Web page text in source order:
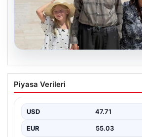
05.08.2026
Yıldırım ailesinin 34 yıllık
Anıtkabir hayali gerçek oldu
Zeynep Yıldırım (59), tam 34 yıl
Piyasa Verileri
USD 47.71
EUR 55.03